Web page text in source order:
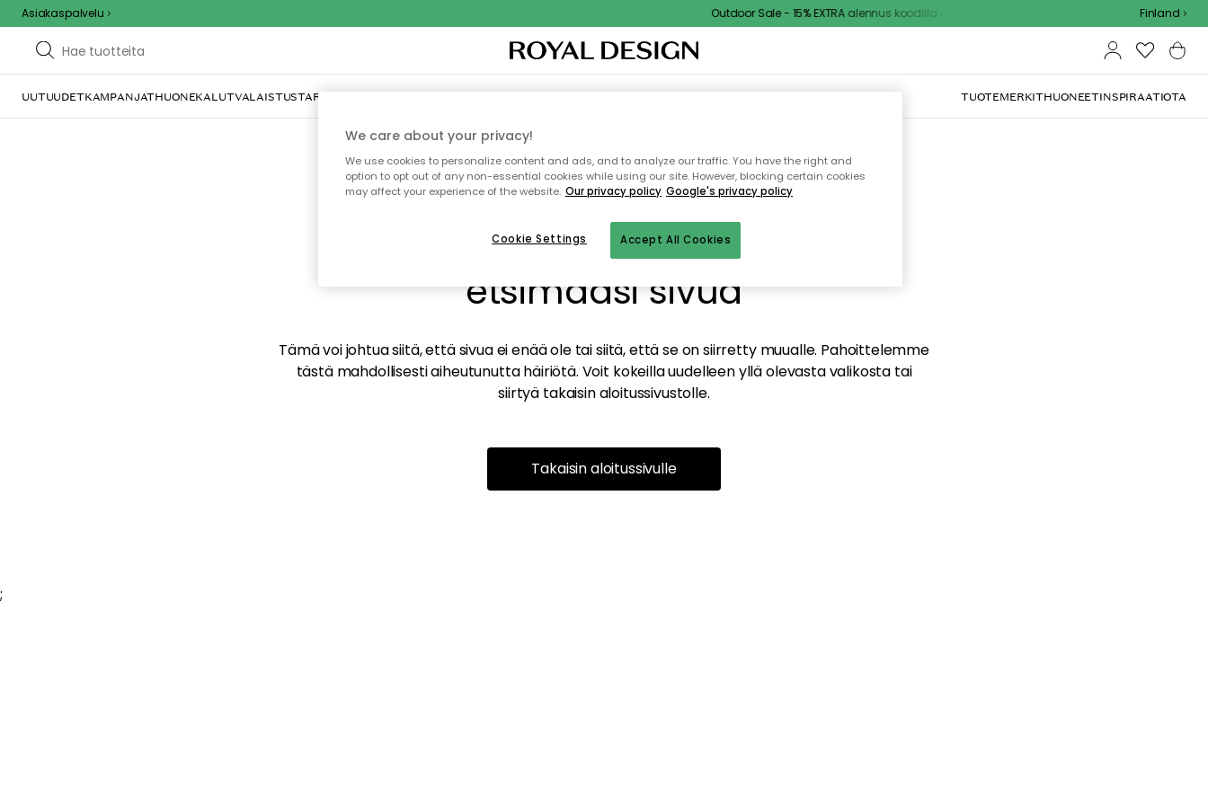
Asiakaspalvelu Outdoor Sale - 15% EXTRA alennus koodilla Finland
UUTUUDETKAMPANJATHUONEKALUTVALAISTUSTARJOILU JA KATTAUSSISUSTUSTEKSTIILIT & MATOTKEITTIÖSÄILYTYSULKOKALUSTEET TUOTEMERKITHUONEETINSPIRAATIOTA
Emme valitettavasti löydä
etsimääsi sivua
Tämä voi johtua siitä, että sivua ei enää ole tai siitä, että se on siirretty muualle. Pahoittelemme
tästä mahdollisesti aiheutunutta häiriötä. Voit kokeilla uudelleen yllä olevasta valikosta tai
siirtyä takaisin aloitussivustolle.
Takaisin aloitussivulle
;
We care about your privacy!
We use cookies to personalize content and ads, and to analyze our traffic. You have the right and
option to opt out of any non-essential cookies while using our site. However, blocking certain cookies
may affect your experience of the website. Our privacy policy Google's privacy policy
Accept All Cookies
Cookie Settings